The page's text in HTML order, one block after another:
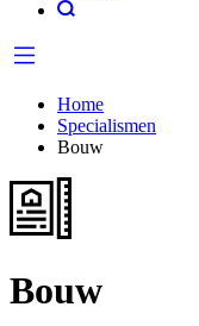
Home
Specialismen
Bouw
Bouw